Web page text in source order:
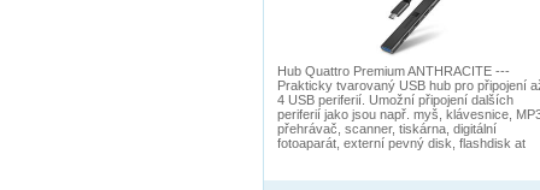
Hub Quattro Premium ANTHRACITE ---
Prakticky tvarovaný USB hub pro připojení
4 USB periferií. Umožní připojení dalších
periferií jako jsou např. myš, klávesnice,
přehrávač, scanner, tiskárna, digitální
fotoaparát, externí pevný disk, flashdisk at